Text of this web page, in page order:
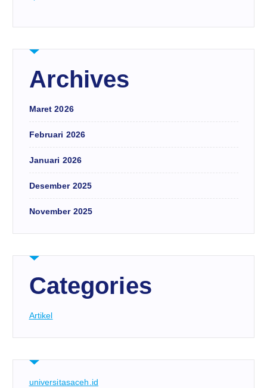
Archives
Maret 2026
Februari 2026
Januari 2026
Desember 2025
November 2025
Categories
Artikel
universitasaceh.id